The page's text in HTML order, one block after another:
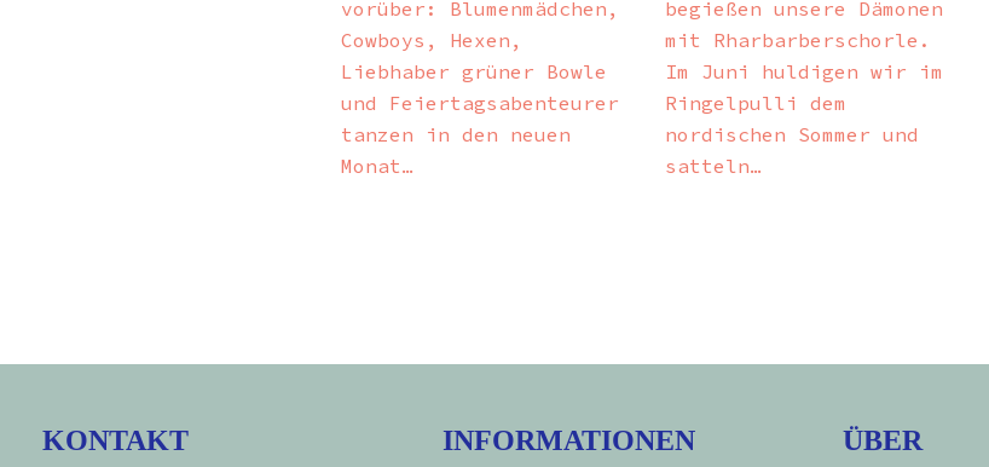
vorüber: Blumenmädchen,
Cowboys, Hexen,
Liebhaber grüner Bowle
und Feiertagsabenteurer
tanzen in den neuen
Monat…
begießen unsere Dämonen
mit Rharbarberschorle.
Im Juni huldigen wir im
Ringelpulli dem
nordischen Sommer und
satteln…
KONTAKT INFORMATIONEN
ÜBER